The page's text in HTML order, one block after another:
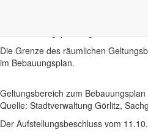
Die Grenze des räumlichen
im Bebauungsplan.
Geltungsbereich zum Bebauungsplan
Quelle: Stadtverwaltung Görlitz,
Der Aufstellungsbeschluss vom